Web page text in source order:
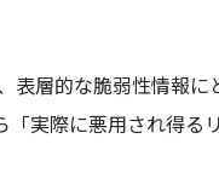
表層的な脆弱性情報に
実際に悪用され得る